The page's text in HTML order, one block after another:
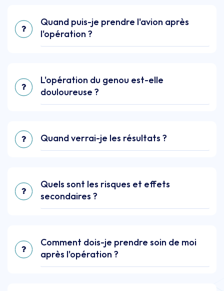
Quand puis-je prendre l'avion après
l'opération ?
L'opération du genou est-elle
douloureuse ?
Quand verrai-je les résultats ?
Quels sont les risques et effets
secondaires ?
Comment dois-je prendre soin de moi
après l'opération ?